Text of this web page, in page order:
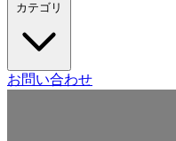
カテゴリ
Craft CMSMovable Type
お問い合わせ